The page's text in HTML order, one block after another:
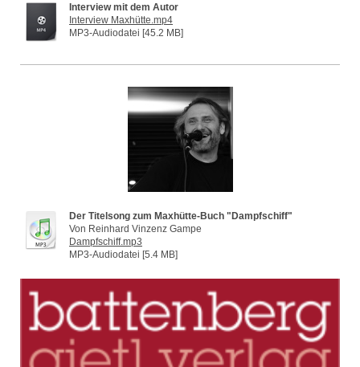
Interview mit dem Autor
Interview Maxhütte.mp4
MP3-Audiodatei [45.2 MB]
Der Titelsong zum Maxhütte-Buch "Dampfschiff"
Von Reinhard Vinzenz Gampe
Dampfschiff.mp3
MP3-Audiodatei [5.4 MB]